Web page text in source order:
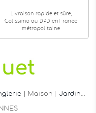
Livraison rapide et sûre,
Colissimo ou DPD en France
métropolitaine
| Maison | Jardin